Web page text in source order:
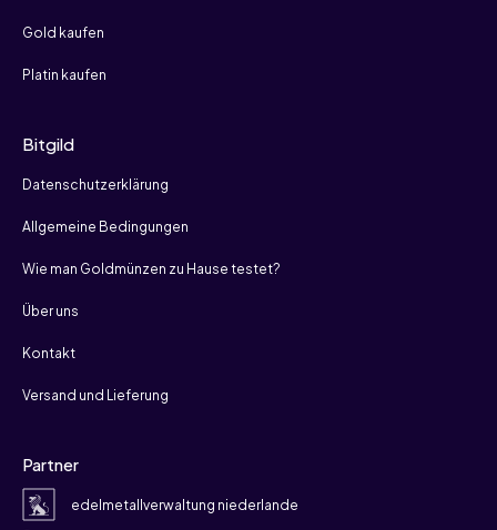
Gold kaufen
Platin kaufen
Bitgild
Datenschutzerklärung
Allgemeine Bedingungen
Wie man Goldmünzen zu Hause testet?
Über uns
Kontakt
Versand und Lieferung
Partner
edelmetallverwaltung niederlande